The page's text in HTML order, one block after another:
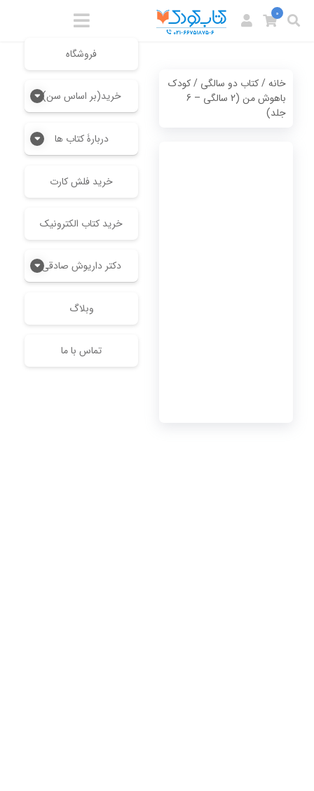
فروشگاه
خرید(بر اساس سن)
دربارۀ کتاب ها
خرید فلش کارت
خرید کتاب الکترونیک
دکتر داریوش صادقی
وبلاگ
تماس با ما
0
خانه/کتاب دو سالگی / کودک
باهوش من (2 سالگی – 6
جلد)